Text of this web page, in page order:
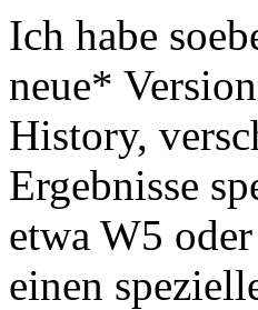
Ich habe
neue*
History,
Ergebnisse
etwa W5
einen